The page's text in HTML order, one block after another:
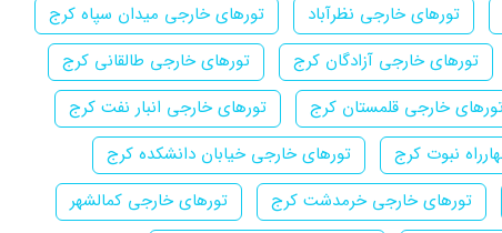
تورهای خارجی نظرآباد
تورهای خارجی میدان سپاه کرج
تورهای خارجی آزادگان کرج
تورهای خارجی طالقانی کرج
خارجی قلمستان کرج
تورهای خارجی انبار نفت کرج
نبوت کرج
تورهای خارجی خیابان دانشکده کرج
تورهای خارجی خرمدشت کرج
تورهای خارجی کمالشهر